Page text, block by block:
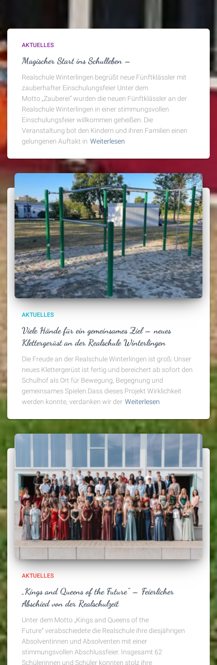
AKTUELLES
Magischer Start ins Schulleben –
Realschule Winterlingen begrüßt neue Fünftklässler mit
zauberhafter Einschulungsfeier Unter dem
Motto „Zauberei“ wurden die neuen Fünftklässler an der
Realschule Winterlingen in einer stimmungsvollen
Einschulungsfeier willkommen geheißen. Die
Veranstaltung bot den Kindern und ihren Familien einen
gelungenen Auftakt in Weiterlesen
AKTUELLES
Viele Hände für ein gemeinsames Ziel – neues
Klettergerüst an der Realschule Winterlingen
Die Freude an der Realschule Winterlingen ist groß: Unser
neues Klettergerüst ist fertig und bereichert ab sofort den
Schulhof als Ort für Bewegung, Begegnung und
gemeinsames Spielen.Dass dieses Projekt Wirklichkeit
werden konnte, verdanken wir der Weiterlesen
AKTUELLES
„Kings and Queens of the Future“ – Feierlicher
Abschied von der Realschulzeit
Unter dem Motto „Kings and Queens of the
Future“ verabschiedete die Realschule ihre diesjährigen
Absolventinnen und Absolventen mit einer
stimmungsvollen Abschlussfeier. Insgesamt 62
Schülerinnen und Schüler konnten stolz ihre